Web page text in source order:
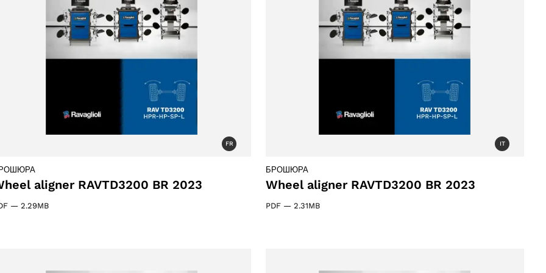
FR
aligner RAVTD3200 BR 2023
— 2.29MB
IT
БРОШЮРА
Wheel aligner RAVTD3200 BR 2023
PDF — 2.31MB